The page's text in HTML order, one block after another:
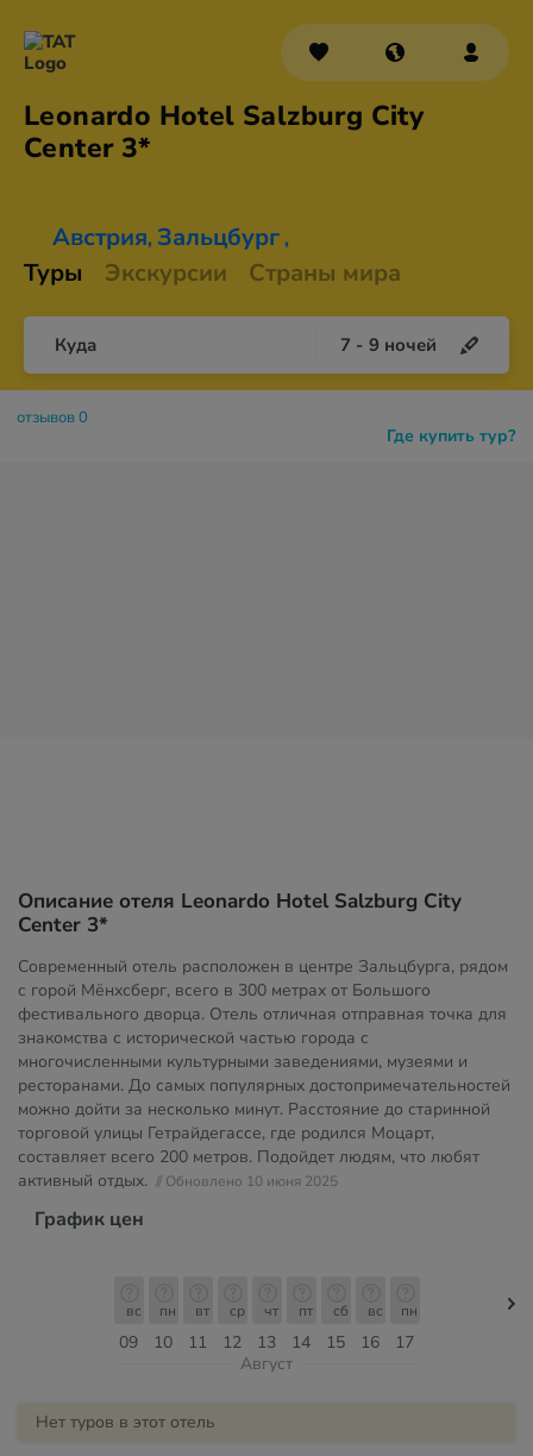
Leonardo Hotel Salzburg City
Center 3*
Австрия, Зальцбург ,
Туры Экскурсии Страны мира
Куда 7 - 9 ночей
Где купить тур?
отзывов 0
Описание отеля Leonardo Hotel Salzburg City
Center 3*
Современный отель расположен в центре Зальцбурга, рядом
с горой Мёнхсберг, всего в 300 метрах от Большого
фестивального дворца. Отель отличная отправная точка для
знакомства с исторической частью города с
многочисленными культурными заведениями, музеями и
ресторанами. До самых популярных достопримечательностей
можно дойти за несколько минут. Расстояние до старинной
торговой улицы Гетрайдегассе, где родился Моцарт,
составляет всего 200 метров. Подойдет людям, что любят
активный отдых. // Обновлено 10 июня 2025
График цен
09
вс
10
пн
11
вт
12
ср
13
чт
14
пт
15
сб
16
вс
17
пн
Август
Нет туров в этот отель